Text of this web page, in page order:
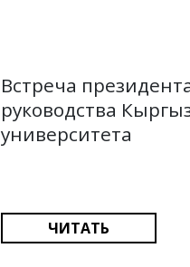
Встреча
руководства
университета
ЧИТАТЬ